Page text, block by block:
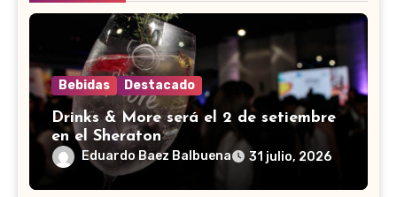
Bebidas Destacado
Drinks & More será el 2 de setiembre
en el Sheraton
Eduardo Baez Balbuena 31 julio, 2026